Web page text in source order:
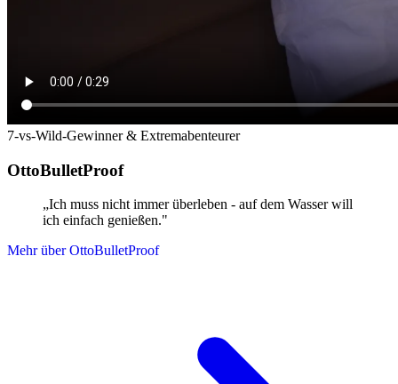
7-vs-Wild-Gewinner & Extremabenteurer
OttoBulletProof
„Ich muss nicht immer überleben - auf dem Wasser will
ich einfach genießen."
Mehr über OttoBulletProof